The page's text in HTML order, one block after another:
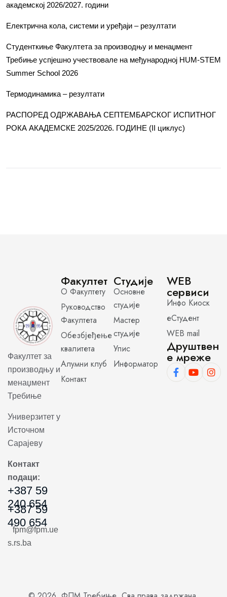
академској 2026/2027. години
Електрична кола, системи и уређаји – резултати
Студенткиње Факултета за производњу и менаџмент
Требиње успјешно учествовале на међународној HUM-STEM
Summer School 2026
Термодинамика – резултати
РАСПОРЕД ОДРЖАВАЊА СЕПТЕМБАРСКОГ ИСПИТНОГ
РОКА АКАДЕМСКЕ 2025/2026. ГОДИНЕ (II циклус)
Факултет за
производњу и
менаџмент
Требиње
Универзитет у
Источном
Сарајеву
Контакт
подаци:
+387 59
240 654
+387 59
490 654
fpm@fpm.ue
s.rs.ba
Факултет
О Факултету
Руководство
Факултета
Обезбјеђење
квалитета
Алумни клуб
Контакт
Студије
Основне
студије
Мастер
студије
Упис
Информатор
WEB
сервиси
Инфо Киоск
еСтудент
WEB mail
Друштвен
е мреже